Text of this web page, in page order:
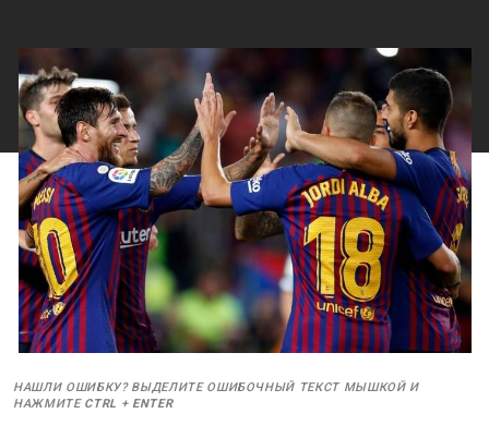
НАШЛИ ОШИБКУ? ВЫДЕЛИТЕ ОШИБОЧНЫЙ ТЕКСТ МЫШКОЙ И
НАЖМИТЕ CTRL + ENTER